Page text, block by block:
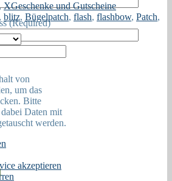
(Required)
von
um das
Bitte
dabei Daten mit
werden.
akzeptieren
XGeschenke und Gutscheine
, blitz, Bügelpatch, flash, flashbow, Patch,